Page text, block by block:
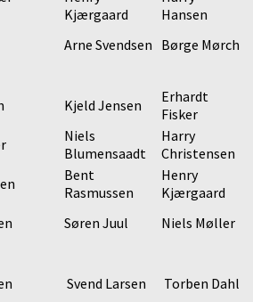
Kjærgaard
Hansen
Arne Svendsen Børge Mørch
Kjeld Jensen
Erhardt
Fisker
Niels
Blumensaadt
Harry
Christensen
Bent
Rasmussen
Henry
Kjærgaard
Søren Juul
Niels Møller
Svend Larsen
Torben Dahl